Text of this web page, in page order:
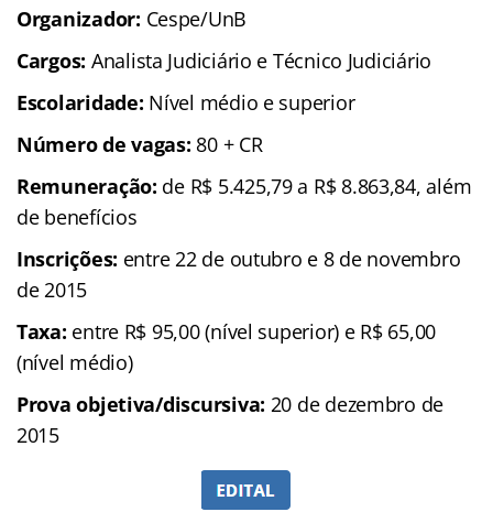
Organizador: Cespe/UnB
Cargos: Analista Judiciário e Técnico Judiciário
Escolaridade: Nível médio e superior
Número de vagas: 80 + CR
Remuneração: de R$ 5.425,79 a R$ 8.863,84, além
de benefícios
Inscrições: entre 22 de outubro e 8 de novembro
de 2015
Taxa: entre R$ 95,00 (nível superior) e R$ 65,00
(nível médio)
Prova objetiva/discursiva: 20 de dezembro de
2015